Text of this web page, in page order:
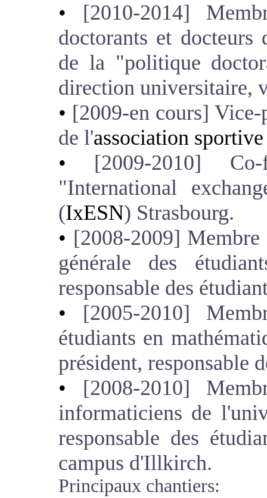
[2010-2014]
doctorants et docteurs
de la "politique
direction universitaire,
[2009-en cours]
de l'association
[2009-2010]
"International
(IxESN) Strasbourg.
[2008-2009]
générale des
responsable des
[2005-2010]
étudiants en
président, responsable
[2008-2010]
informaticiens de
responsable des
campus d'Illkirch.
Principaux chantiers: